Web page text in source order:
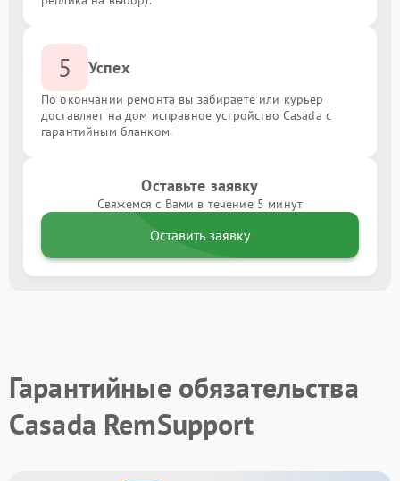
5 Успех
По окончании ремонта вы забираете или курьер
доставляет на дом исправное устройство Casada с
гарантийным бланком.
Оставьте заявку
Свяжемся с Вами в течение 5 минут
Оставить заявку
Гарантийные обязательства
Casada RemSupport